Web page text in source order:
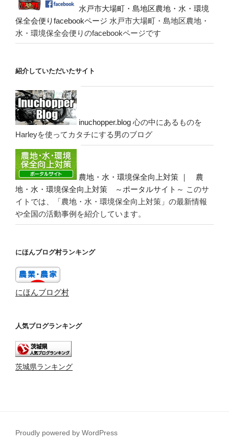
水戸市大場町・島地区農地・水・環境
保全会便りfacebookページ 水戸市大場町・島地区農地・
水・環境保全会便りのfacebookページです
紹介していただいたサイト
inuchopper.blog 心の中にあるものを
Harleyを使ってカタチにする男のブログ
農地・水・環境保全向上対策 ｜ 農
地・水・環境保全向上対策 ～ポータルサイト～ このサ
イトでは、「農地・水・環境保全向上対策」の最新情報
や全国の活動事例を紹介しています。
にほんブログ村ランキング
にほんブログ村
人気ブログランキング
茨城県ランキング
Proudly powered by WordPress